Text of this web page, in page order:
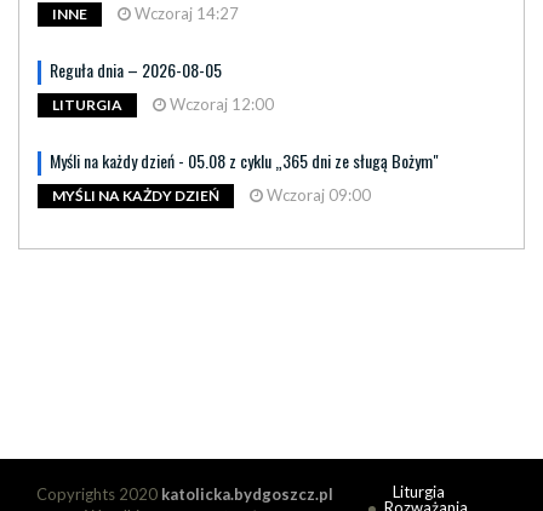
INNE Wczoraj 14:27
Reguła dnia – 2026-08-05
LITURGIA Wczoraj 12:00
Myśli na każdy dzień - 05.08 z cyklu „365 dni ze sługą Bożym"
MYŚLI NA KAŻDY DZIEŃ Wczoraj 09:00
Copyrights 2020 katolicka.bydgoszcz.pl
Liturgia